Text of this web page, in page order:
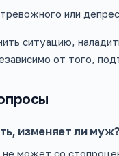
или
ситуацию,
от того,
изменяет ли муж?
может со